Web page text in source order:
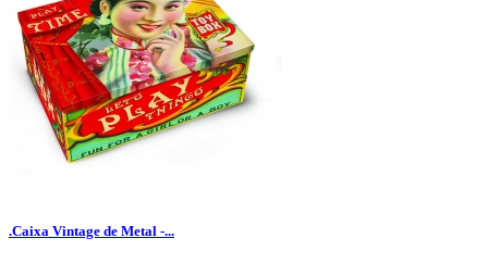
.Caixa Vintage de Metal -...